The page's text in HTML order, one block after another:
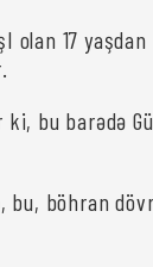
olan 17
bu barədə
bu, böhran